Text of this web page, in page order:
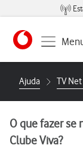
https://
Ajuda TV
O que fazer se
Clube Viva?